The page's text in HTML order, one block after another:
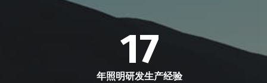
17
年照明研发生产经验